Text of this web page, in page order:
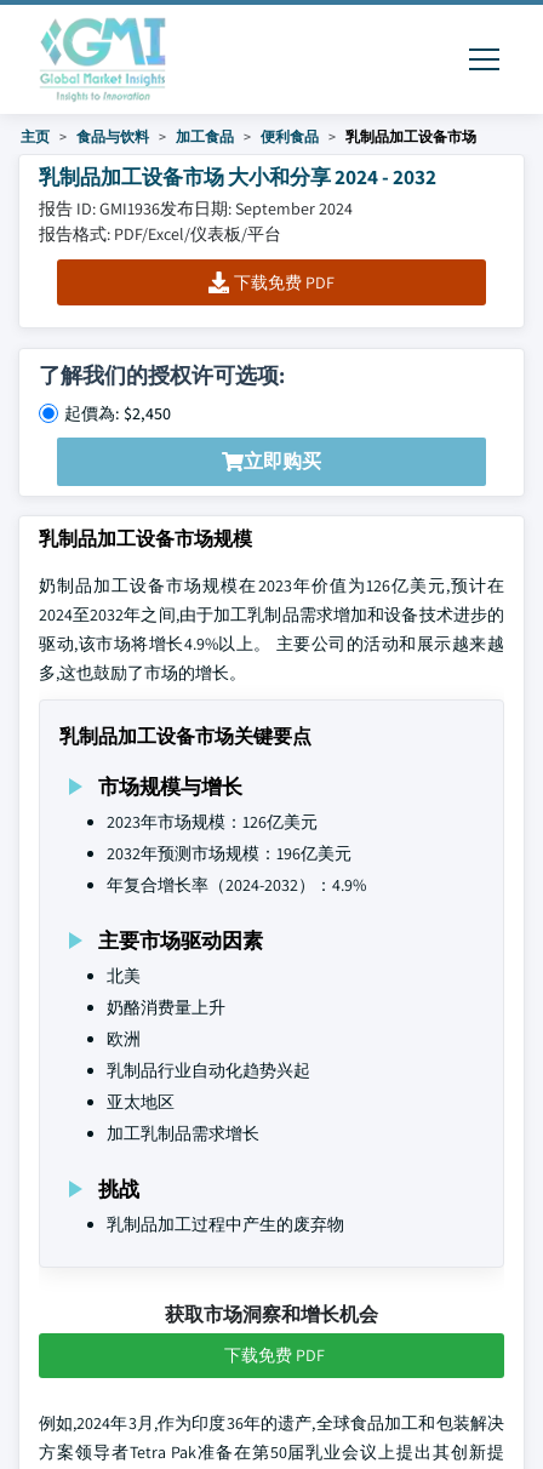
主页 食品与饮料 加工食品 便利食品 乳制品加工设备市场
乳制品加工设备市场 大小和分享 2024 - 2032
报告 ID: GMI1936发布日期: September 2024
报告格式: PDF/Excel/仪表板/平台
下载免费 PDF
了解我们的授权许可选项:
起價為: $2,450
立即购买
乳制品加工设备市场规模
奶制品加工设备市场规模在2023年价值为126亿美元,预计在
2024至2032年之间,由于加工乳制品需求增加和设备技术进步的
驱动,该市场将增长4.9%以上。 主要公司的活动和展示越来越
多,这也鼓励了市场的增长。
乳制品加工设备市场关键要点
市场规模与增长
2023年市场规模：126亿美元
2032年预测市场规模：196亿美元
年复合增长率（2024-2032）：4.9%
主要市场驱动因素
北美
奶酪消费量上升
欧洲
乳制品行业自动化趋势兴起
亚太地区
加工乳制品需求增长
挑战
乳制品加工过程中产生的废弃物
获取市场洞察和增长机会
下载免费 PDF
例如,2024年3月,作为印度36年的遗产,全球食品加工和包装解决
方案领导者Tetra Pak准备在第50届乳业会议上提出其创新提